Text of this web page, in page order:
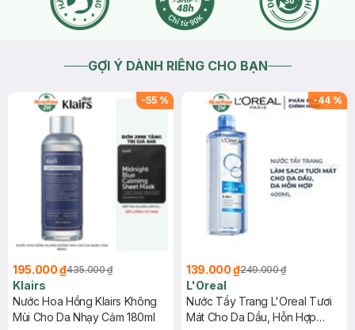
GỢI Ý DÀNH RIÊNG CHO BẠN
-55 %
195.000 ₫435.000 ₫
Klairs
Nước Hoa Hồng Klairs Không
Mùi Cho Da Nhạy Cảm 180ml
-44 %
139.000 ₫249.000 ₫
L'Oreal
Nước Tẩy Trang L'Oreal Tươi
Mát Cho Da Dầu, Hỗn Hợp